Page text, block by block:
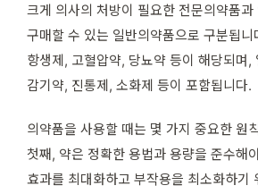
크게 의사의 처방이 필요한 전문의약품과
구매할 수 있는 일반의약품으로 구분됩니
항생제, 고혈압약, 당뇨약 등이 해당되며,
감기약, 진통제, 소화제 등이 포함됩니다.
의약품을 사용할 때는 몇 가지 중요한 원
첫째, 약은 정확한 용법과 용량을 준수해
효과를 최대화하고 부작용을 최소화하기